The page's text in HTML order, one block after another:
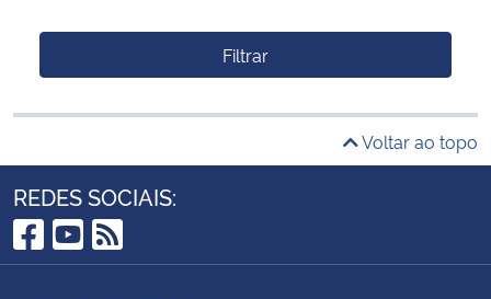
Filtrar
Voltar ao topo
REDES SOCIAIS:
Facebook
YouTube
RSS